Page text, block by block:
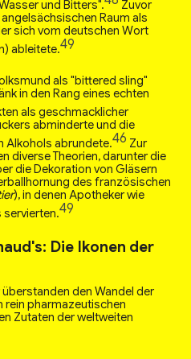
und Bitters".
Zuvor
Raum als
sich vom deutschen Wort
ableitete.49
als "bittered sling"
in den Rang eines echten
als geschmacklicher
abminderte und die
Alkohols abrundete.46 Zur
diverse Theorien, darunter die
die Dekoration von Gläsern
des französischen
), in denen Apotheker wie
servierten.49
Die Ikonen der
den Wandel der
rein pharmazeutischen
Zutaten der weltweiten